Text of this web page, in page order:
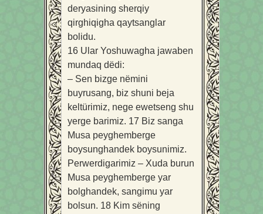
deryasining sherqiy
qirghiqigha qaytsanglar
bolidu.
16 Ular Yoshuwagha jawaben
mundaq dëdi:
– Sen bizge nëmini
buyrusang, biz shuni beja
keltürimiz, nege ewetseng shu
yerge barimiz. 17 Biz sanga
Musa peyghemberge
boysunghandek boysunimiz.
Perwerdigarimiz – Xuda burun
Musa peyghemberge yar
bolghandek, sangimu yar
bolsun. 18 Kim sëning